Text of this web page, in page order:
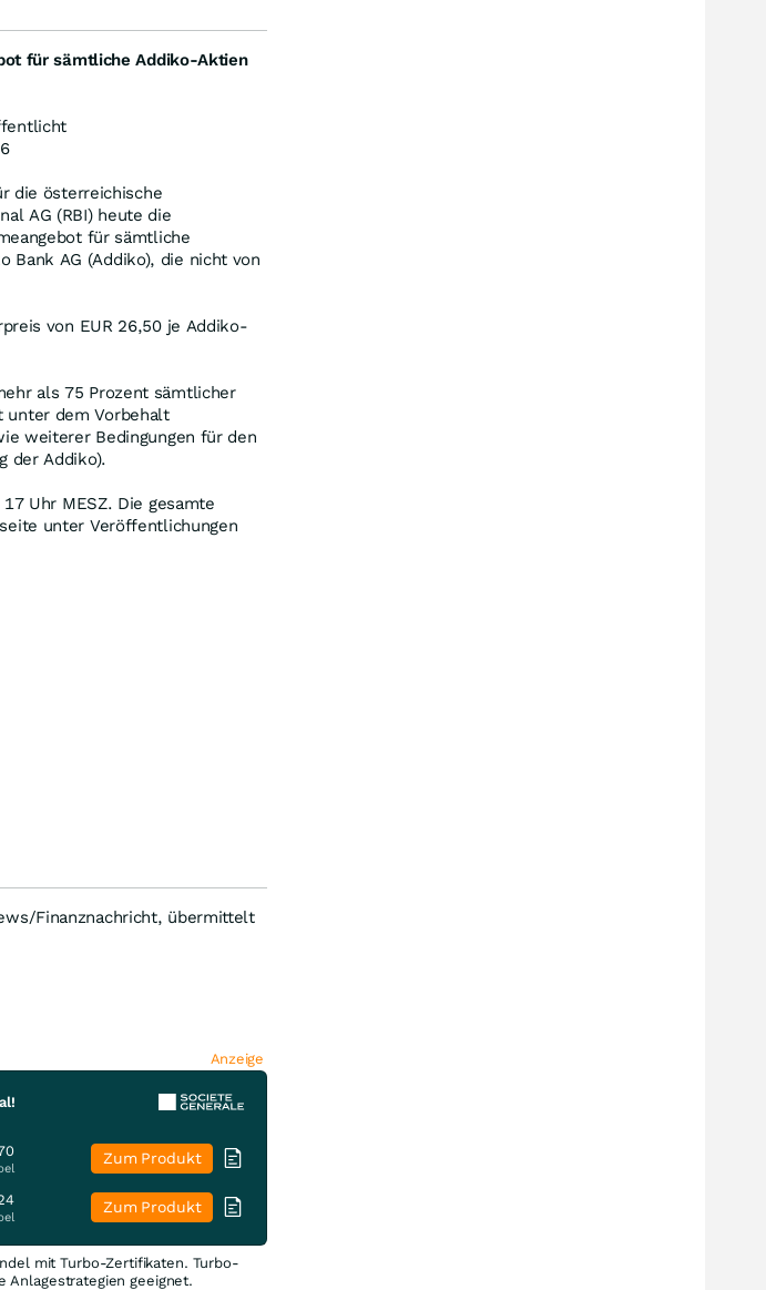
für sämtliche Addiko-Aktien
die österreichische
AG (RBI) heute die
für sämtliche
Bank AG (Addiko), die nicht von
von EUR 26,50 je Addiko-
als 75 Prozent sämtlicher
unter dem Vorbehalt
weiterer Bedingungen für den
der Addiko).
Uhr MESZ. Die gesamte
unter Veröffentlichungen
Finanznachricht, übermittelt
Anzeige
Zum Produkt
Zum Produkt
mit Turbo-Zertifikaten. Turbo-
Anlagestrategien geeignet.